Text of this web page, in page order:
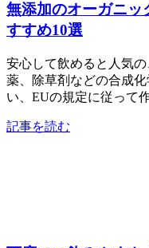
無添加のオーガニッ
すすめ10選
安心して飲めると人気
薬、除草剤などの合成
い、EUの規定に従って
記事を読む